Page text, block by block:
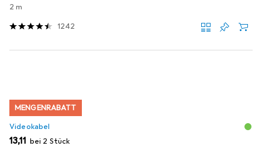
2 m
1242
MENGENRABATT
Videokabel
EUR
13,11 bei 2 Stück